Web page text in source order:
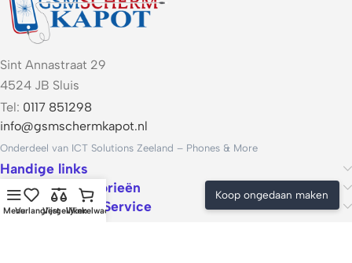
Sint Annastraat 29
4524 JB Sluis
Tel: 0117 851298
info@gsmschermkapot.nl
Onderdeel van ICT Solutions Zeeland – Phones & More
Handige links
Populaire categorieën
Voorwaarden & Service
MenuVerlanglijstVergelijkenWinkelwagen
Koop ongedaan maken